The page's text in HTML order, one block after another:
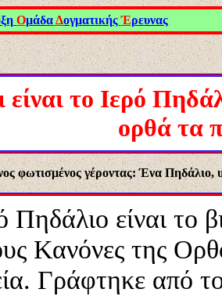
ΟμάδαΔογματικήςΈρευνας
είναι το Ιερό
ορθά τα
φωτισμένος γέροντας: Ένα Πηδάλιο,
Πηδάλιο είναι το
Κανόνες της
Γράφτηκε από